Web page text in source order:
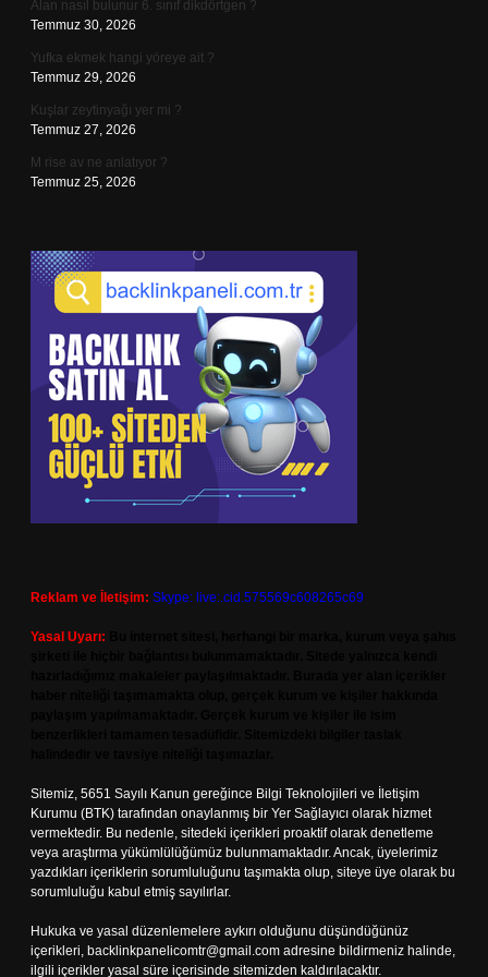
Alan nasıl bulunur 6. sınıf dikdörtgen ?
Temmuz 30, 2026
Yufka ekmek hangi yöreye ait ?
Temmuz 29, 2026
Kuşlar zeytinyağı yer mi ?
Temmuz 27, 2026
M rise av ne anlatıyor ?
Temmuz 25, 2026
Reklam ve İletişim: Skype: live:.cid.575569c608265c69
Yasal Uyarı:
Sitemiz, 5651 Sayılı Kanun gereğince Bilgi Teknolojileri ve İletişim
Kurumu (BTK) tarafından onaylanmış bir Yer Sağlayıcı olarak hizmet
vermektedir. Bu nedenle, sitedeki içerikleri proaktif olarak denetleme
veya araştırma yükümlülüğümüz bulunmamaktadır. Ancak, üyelerimiz
yazdıkları içeriklerin sorumluluğunu taşımakta olup, siteye üye olarak bu
sorumluluğu kabul etmiş sayılırlar.
Hukuka ve yasal düzenlemelere aykırı olduğunu düşündüğünüz
içerikleri, backlinkpanelicomtr@gmail.com adresine bildirmeniz halinde,
ilgili içerikler yasal süre içerisinde sitemizden kaldırılacaktır.